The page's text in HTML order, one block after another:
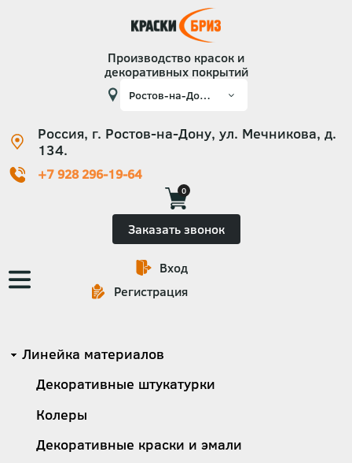
Производство красок и
декоративных покрытий
Россия, г. Ростов-на-Дону, ул. Мечникова, д.
134.
+7 928 296-19-64
0
Заказать звонок
Основная
навигация
Вход
Регистрация
Категории
Линейка материалов
Декоративные штукатурки
Колеры
Декоративные краски и эмали